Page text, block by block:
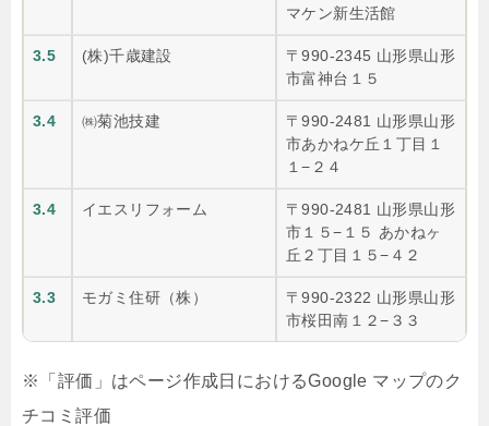
マケン新生活館
3.5 (株)千歳建設
〒990-2345 山形県山形
市富神台１５
3.4 ㈱菊池技建
〒990-2481 山形県山形
市あかねケ丘１丁目１
１−２４
3.4 イエスリフォーム
〒990-2481 山形県山形
市１５−１５ あかねヶ
丘２丁目１５−４２
3.3 モガミ住研（株）
〒990-2322 山形県山形
市桜田南１２−３３
※「評価」はページ作成日におけるGoogle マップのク
チコミ評価